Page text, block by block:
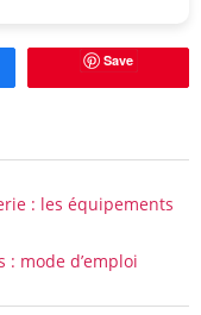
Save
: les équipements
: mode d’emploi